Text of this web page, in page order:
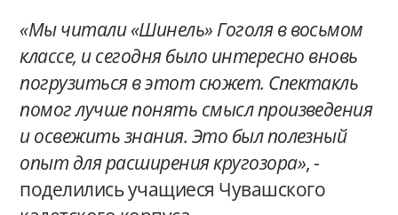
«Мы читали «Шинель» Гоголя в восьмом
классе, и сегодня было интересно вновь
погрузиться в этот сюжет. Спектакль
помог лучше понять смысл произведения
и освежить знания. Это был полезный
опыт для расширения кругозора», -
поделились учащиеся Чувашского